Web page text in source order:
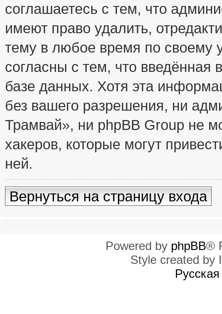
соглашаетесь с тем, что
имеют право удалить,
тему в любое время по своему
согласны с тем, что
базе данных. Хотя эта
без вашего разрешения, ни
Трамвай», ни phpBB Group не
хакеров, которые могут
ней.
Вернуться на страницу входа
Powered by phpBB®
Style created by